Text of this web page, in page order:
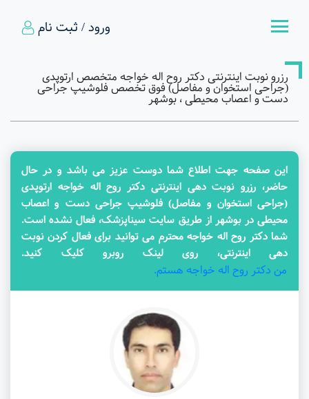
ورود / ثبت نام
رزرو نوبت اینترنتی دکتر روح اله خواجه متخصص ارتوپدی
(جراحی استخوان و مفاصل) فوق تخصص فلوشیپ جراحی
دست و اعصاب محیطی ، بوشهر
این صفحه جهت اطلاع شما دوست عزیز می باشد و در حال
حاضر، رزرو نوبت دهی اینترنتی دکتر روح اله خواجه ارتوپدی
(جراحی استخوان و مفاصل) فلوشیپ جراحی دست و اعصاب
محیطی در بوشهر از طریق سایت سیناپزشک، فعال نشده است.
شما دکتر روح اله خواجه محترم می توانید برای فعال کردن نوبت
دهی اینترنتی، روی لینک روبرو کلیک کنید.
من دکتر روح اله خواجه هستم.